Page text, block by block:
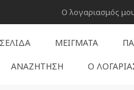
Ο λογαριασμός
ΜΕΊΓΜΑΤΑ
ΑΝΑΖΉΤΗΣΗ Ο